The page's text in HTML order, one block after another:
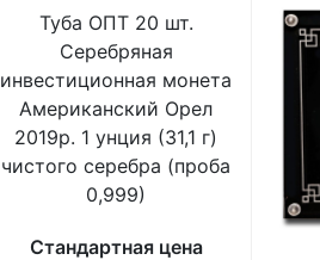
Туба ОПТ 20 шт.
Серебряная
инвестиционная монета
Американский Орел
2019р. 1 унция (31,1 г)
чистого серебра (проба
0,999)
Стандартная цена